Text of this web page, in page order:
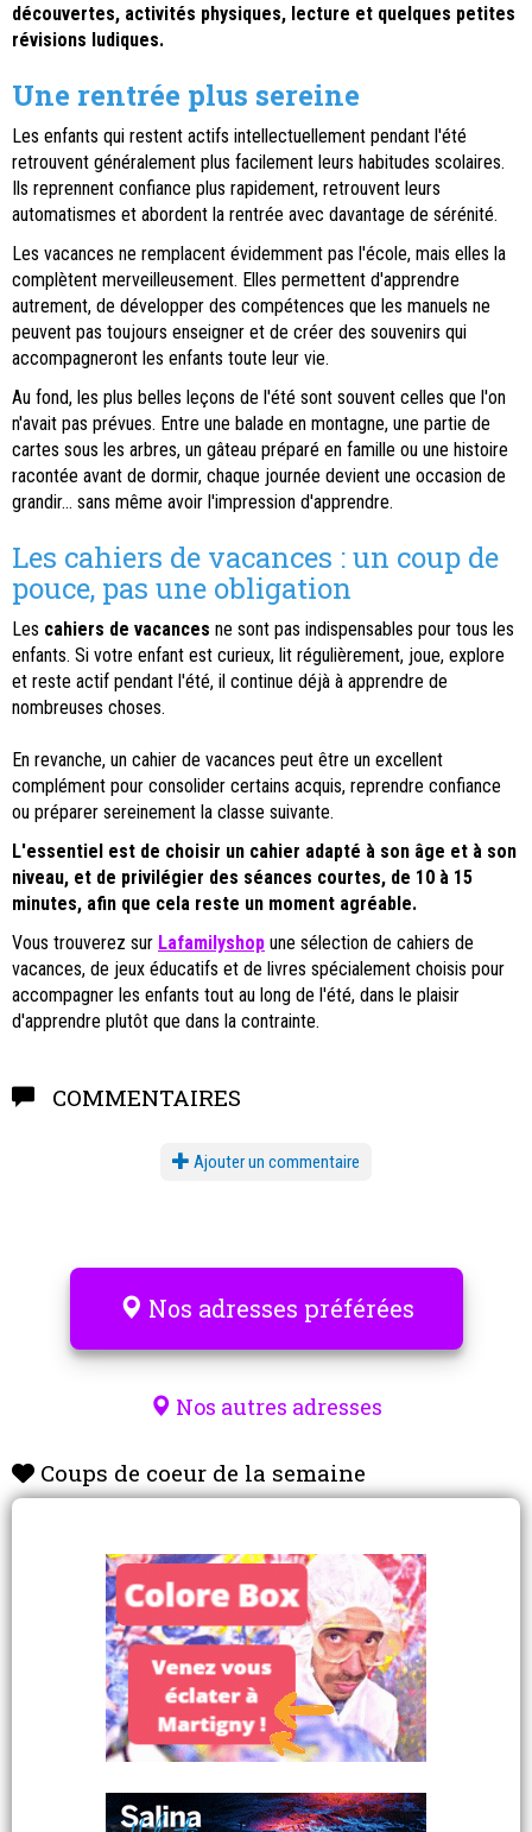
découvertes, activités physiques, lecture et quelques petites
révisions ludiques.
Une rentrée plus sereine
Les enfants qui restent actifs intellectuellement pendant l'été
retrouvent généralement plus facilement leurs habitudes scolaires.
Ils reprennent confiance plus rapidement, retrouvent leurs
automatismes et abordent la rentrée avec davantage de sérénité.
Les vacances ne remplacent évidemment pas l'école, mais elles la
complètent merveilleusement. Elles permettent d'apprendre
autrement, de développer des compétences que les manuels ne
peuvent pas toujours enseigner et de créer des souvenirs qui
accompagneront les enfants toute leur vie.
Au fond, les plus belles leçons de l'été sont souvent celles que l'on
n'avait pas prévues. Entre une balade en montagne, une partie de
cartes sous les arbres, un gâteau préparé en famille ou une histoire
racontée avant de dormir, chaque journée devient une occasion de
grandir… sans même avoir l'impression d'apprendre.
Les cahiers de vacances : un coup de
pouce, pas une obligation
Les cahiers de vacances ne sont pas indispensables pour tous les
enfants. Si votre enfant est curieux, lit régulièrement, joue, explore
et reste actif pendant l'été, il continue déjà à apprendre de
nombreuses choses.
En revanche, un cahier de vacances peut être un excellent
complément pour consolider certains acquis, reprendre confiance
ou préparer sereinement la classe suivante.
L'essentiel est de choisir un cahier adapté à son âge et à son
niveau, et de privilégier des séances courtes, de 10 à 15
minutes, afin que cela reste un moment agréable.
Vous trouverez sur Lafamilyshop une sélection de cahiers de
vacances, de jeux éducatifs et de livres spécialement choisis pour
accompagner les enfants tout au long de l'été, dans le plaisir
d'apprendre plutôt que dans la contrainte.
COMMENTAIRES
Ajouter un commentaire
Nos adresses préférées
Nos autres adresses
Coups de coeur de la semaine